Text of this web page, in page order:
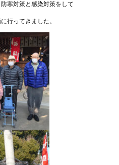
寒対策と感染対策をして
行ってきました。